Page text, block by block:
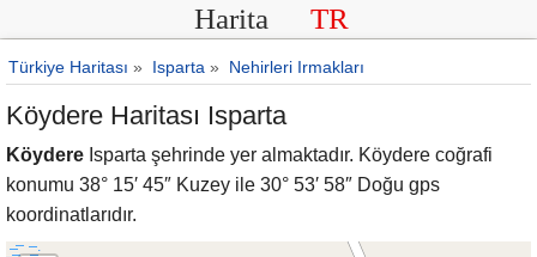
Harita TR
Türkiye Haritası » Isparta » Nehirleri Irmakları
Köydere Haritası Isparta
Köydere Isparta şehrinde yer almaktadır. Köydere coğrafi
konumu 38° 15′ 45″ Kuzey ile 30° 53′ 58″ Doğu gps
koordinatlarıdır.